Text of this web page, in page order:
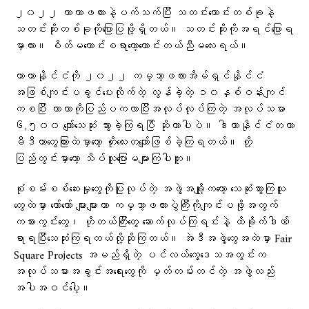
၂၀၂၂ ကာတာဖလားနဲ့ပက်သက်ပြီး သတင်းကောင်းတစ်ခုနဲ့
သတင်းဆိုးတစ်ခုကိုပြောပြဖို့ရှိတယ်။ သတင်းဆိုးကိုအရင်ပြောရ
မှာလား။ စိတ်မကောင်းစရာတော့ကောင်းတယ်ညီမလေးရယ်။
ကာတာနိုင်ငံကို ၂၀၂၂ ကမ္ဘာ့ဖလားအိမ်ရှင်နိုင်ငံ
အဖြစ်ကျင်းပခွင်ပေးလိုက်တဲ့ လွန်ခဲ့တဲ့ ၁၀နှစ်ဝန်းကျင်
ကစပြီး ကာတာကိုပြည်ပကလာပြီးအလုပ်လုပ်ကြတဲ့ အလုပ်သမား
၆,၅၀၀ ကျော်သေဆုံး သွားခဲ့ကြရပြီ ဆိုတာပါပဲ။ ဒါဟာနိုင်ငံတကာ
မီဒီယာတွေကြားထဲမှာတော့ ဟိုးလေးတကျော်ဖြစ်ခဲ့ကြရတယ်။ တို့
ပြည်တွင်းမှာတော့ သိပ်လူပြောမများကြပါဘူး။
စုံစမ်းစစ်ဆေးမှုတွေကိုပြုလုပ်တဲ့ အဖွဲ့အချို့ကတော့ သေဆုံးသွားကြသူ
တွေထဲမှာ တော်တော် များများဟာ ကမ္ဘာ့ဖလားပွဲကြီးကိုကျင်းပဖို့အတွက်
ကစားကွင်းတွေ၊ ဟိုတယ်ကြီးတွေ ဆောက်လုပ်ကြရင်းနဲ့ ထိခိုက်ဒါဏ်
ရာရပြီးသေဆုံးကြရတယ်လို့ဆိုကြတယ်။ အဲဒီအဖွဲ့တွေအထဲမှာ Fair
Square Projects အမည်ရှိတဲ့ ပင်လယ်ကွေ့ဒေသအတွင်းက
အလုပ်သမားအခွင်းအရေးတွေကို မှတ်တမ်းတင်တဲ့ အဖွဲ့လည်း
အပါအဝင်ပေါ့။